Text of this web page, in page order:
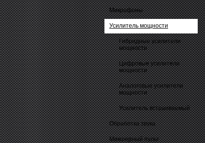
Микрофоны
Усилитель мощности
Гибридные усилители
мощности
Цифровые усилители
мощности
Аналоговые усилители
мощности
Усилитель встраиваемый
Обработка звука
Микшерный пульт